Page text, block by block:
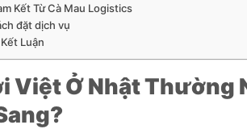
Kết Từ Cà Mau Logistics
đặt dịch vụ
Luận
Việt Ở Nhật Thường